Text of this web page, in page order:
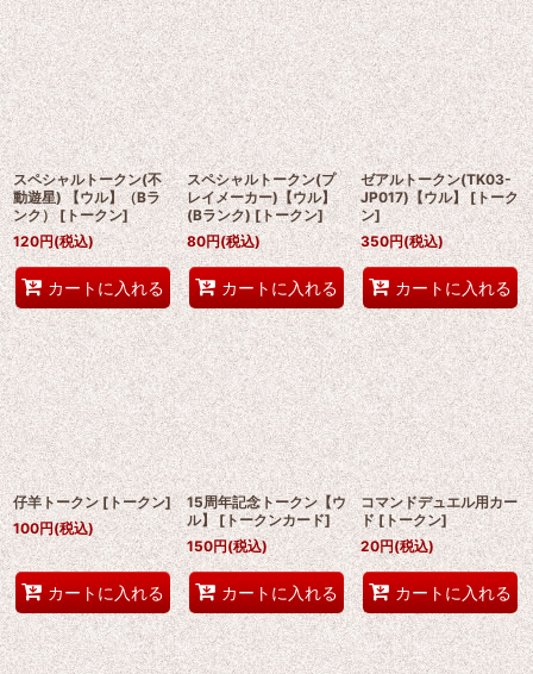
スペシャルトークン(不
動遊星) 【ウル】（Bラ
ンク） [トークン]
120円(税込)
カートに入れる
スペシャルトークン(プ
レイメーカー)【ウル】
(Bランク) [トークン]
80円(税込)
カートに入れる
ゼアルトークン(TK03-
JP017)【ウル】 [トーク
ン]
350円(税込)
カートに入れる
仔羊トークン [トークン]
100円(税込)
カートに入れる
15周年記念トークン【ウ
ル】 [トークンカード]
150円(税込)
カートに入れる
コマンドデュエル用カー
ド [トークン]
20円(税込)
カートに入れる